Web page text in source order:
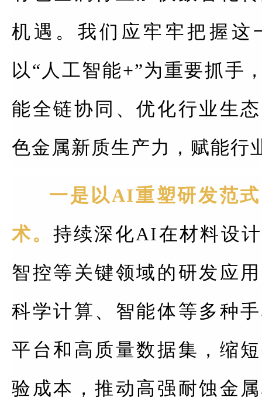
机遇。我们应牢牢把握这
以“人工智能+”为重要抓手
能全链协同、优化行业生
色金属新质生产力，赋能行
一是以AI重塑研发范
术。 持续深化AI在材料设
智控等关键领域的研发应
科学计算、智能体等多种
平台和高质量数据集，缩
验成本，推动高强耐蚀金